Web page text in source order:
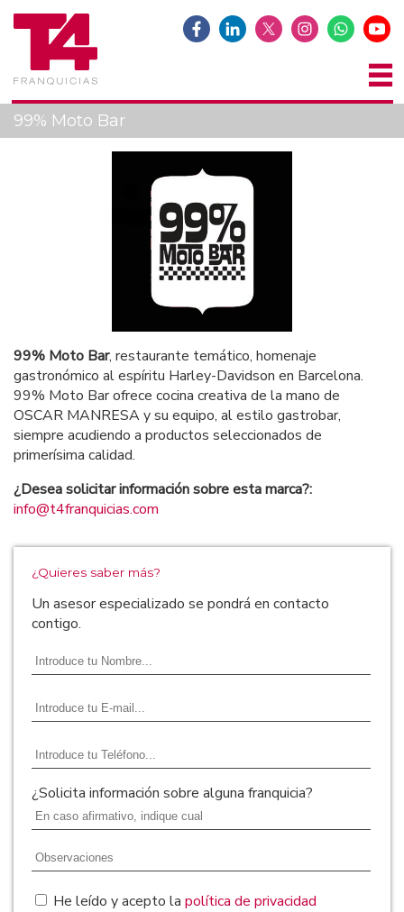
99% Moto Bar
99% Moto Bar, restaurante temático, homenaje
gastronómico al espíritu Harley-Davidson en Barcelona.
99% Moto Bar ofrece cocina creativa de la mano de
OSCAR MANRESA y su equipo, al estilo gastrobar,
siempre acudiendo a productos seleccionados de
primerísima calidad.
¿Desea solicitar información sobre esta marca?:
info@t4franquicias.com
¿Quieres saber más?
Un asesor especializado se pondrá en contacto
contigo.
¿Solicita información sobre alguna franquicia?
He leído y acepto la política de privacidad